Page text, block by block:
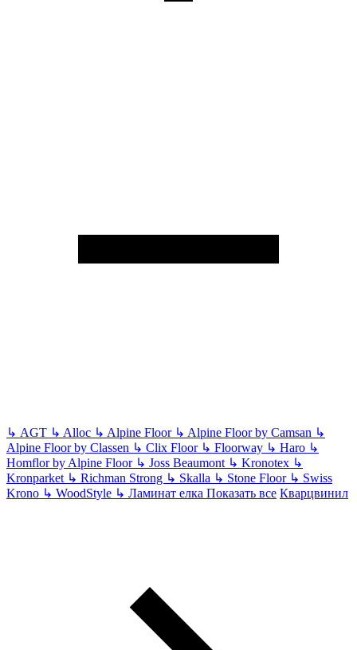
↳ AGT ↳ Alloc ↳ Alpine Floor ↳ Alpine Floor by Camsan ↳
Alpine Floor by Classen ↳ Clix Floor ↳ Floorway ↳ Haro ↳
Homflor by Alpine Floor ↳ Joss Beaumont ↳ Kronotex ↳
Kronparket ↳ Richman Strong ↳ Skalla ↳ Stone Floor ↳ Swiss
Krono ↳ WoodStyle ↳ Ламинат елка Показать все Кварцвинил